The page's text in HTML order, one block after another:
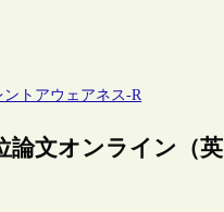
ントアウェアネス-R
論文オンライン（英